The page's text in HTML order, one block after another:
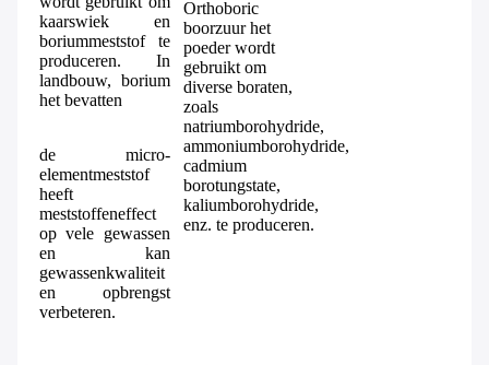
kaarswiek en
boriummeststof te
produceren. In
landbouw, borium
het bevatten
de micro-
elementmeststof
heeft
meststoffeneffect
op vele gewassen
en kan
gewassenkwaliteit
en opbrengst
verbeteren.
Orthoboric
boorzuur het
poeder wordt
gebruikt om
diverse boraten,
zoals
natriumborohydride,
ammoniumborohydride,
cadmium
borotungstate,
kaliumborohydride,
enz. te produceren.